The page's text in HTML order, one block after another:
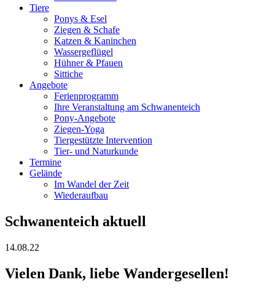
Tiere
Ponys & Esel
Ziegen & Schafe
Katzen & Kaninchen
Wassergeflügel
Hühner & Pfauen
Sittiche
Angebote
Ferienprogramm
Ihre Veranstaltung am Schwanenteich
Pony-Angebote
Ziegen-Yoga
Tiergestützte Intervention
Tier- und Naturkunde
Termine
Gelände
Im Wandel der Zeit
Wiederaufbau
Schwanenteich aktuell
14.08.22
Vielen Dank, liebe Wandergesellen!